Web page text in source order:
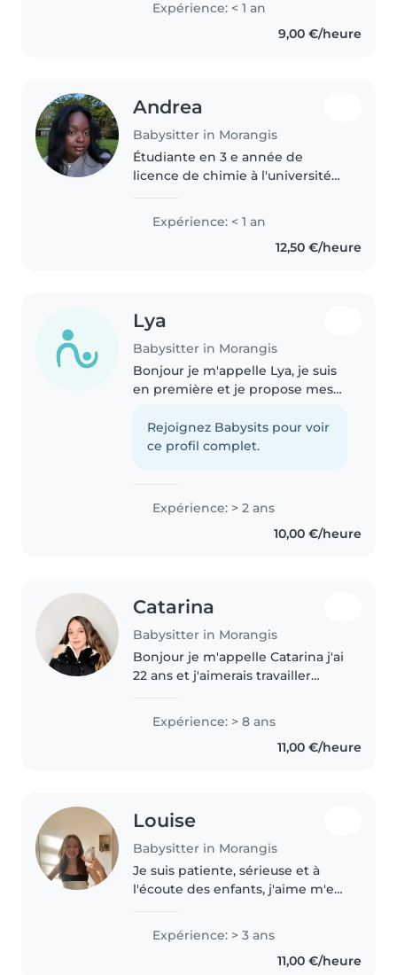
Expérience: < 1 an
9,00 €/heure
Andrea
Babysitter in Morangis
Étudiante en 3 e année de
licence de chimie à l'université
sérieuse responsable
bienveillante et patiente. Issue
d'une famille avec deux petits
Expérience: < 1 an
12,50 €/heure
Lya
Babysitter in Morangis
Bonjour je m'appelle Lya, je suis
en première et je propose mes
pour gagner un peu d'argent et
financer mon futur permis. J'ai
Rejoignez Babysits pour voir
ce profil complet.
Expérience: > 2 ans
10,00 €/heure
Catarina
Babysitter in Morangis
Bonjour je m'appelle Catarina j'ai
22 ans et j'aimerais travailler
mes études en coiffure et
esthétique . J'aime m'occuper
des enfants et j'ai déjà de..
Expérience: > 8 ans
11,00 €/heure
Louise
Babysitter in Morangis
Je suis patiente, sérieuse et à
l'écoute des enfants, j'aime m'en
et même des jeux de société. J'ai
Expérience: > 3 ans
11,00 €/heure